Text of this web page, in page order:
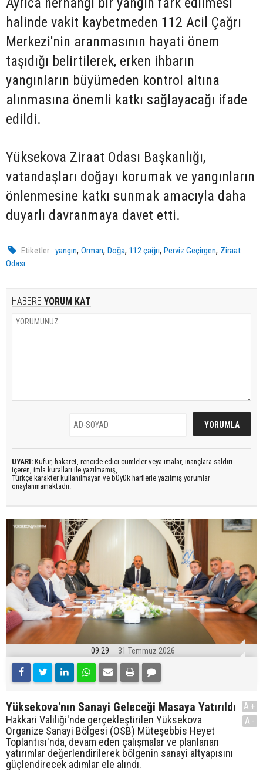
halinde vakit kaybetmeden 112 Acil Çağrı
Merkezi'nin aranmasının hayati önem
taşıdığı belirtilerek, erken ihbarın
yangınların büyümeden kontrol altına
alınmasına önemli katkı sağlayacağı ifade
edildi.
Yüksekova Ziraat Odası Başkanlığı,
vatandaşları doğayı korumak ve yangınların
önlenmesine katkı sunmak amacıyla daha
duyarlı davranmaya davet etti.
Etiketler : yangın,Orman,Doğa,112 çağrı,Perviz Geçirgen, Ziraat
Odası
HABERE YORUM KAT
UYARI: Küfür, hakaret, rencide edici cümleler veya imalar, inançlara saldırı
içeren, imla kuralları ile yazılmamış,
Türkçe karakter kullanılmayan ve büyük harflerle yazılmış yorumlar
onaylanmamaktadır.
09:29 31 Temmuz 2026
Yüksekova'nın Sanayi Geleceği Masaya Yatırıldı
Hakkari Valiliği'nde gerçekleştirilen Yüksekova
Organize Sanayi Bölgesi (OSB) Müteşebbis Heyet
Toplantısı'nda, devam eden çalışmalar ve planlanan
yatırımlar değerlendirilerek bölgenin sanayi altyapısını
güçlendirecek adımlar ele alındı.
A+
A-